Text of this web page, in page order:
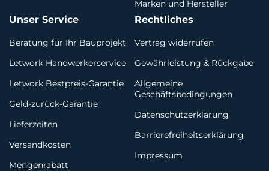
Marken und Hersteller
Unser Service
Beratung für Ihr Bauprojekt
Letwork Handwerkerservice
Letwork Bestpreis-Garantie
Geld-zurück-Garantie
Lieferzeiten
Versandkosten
Mengenrabatt
Rechtliches
Vertrag widerrufen
Gewährleistung & Rückgabe
Allgemeine
Geschäftsbedingungen
Datenschutzerklärung
Barrierefreiheitserklärung
Impressum